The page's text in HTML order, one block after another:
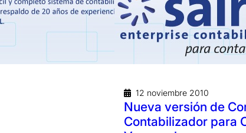
12 noviembre 2010
Nueva versión de
Contabilizador para